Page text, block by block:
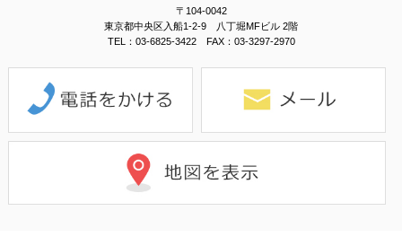
〒104-0042
東京都中央区入船1-2-9 八丁堀MFビル 2階
TEL：03-6825-3422 FAX：03-3297-2970